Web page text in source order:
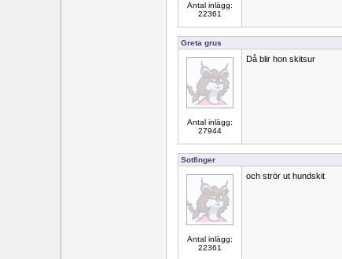
Antal inlägg:
22361
Greta grus
Antal inlägg:
27944
Då blir hon skitsur
Sotfinger
Antal inlägg:
22361
och strör ut hundskit